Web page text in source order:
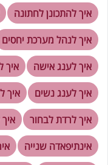
איך להתכונן לחתונה
איך לנהל מערכת יחסים
איך לענג אישה
איך
איך לענג נשים
איך
איך לרדת לבחור
אינתיפאדה שנייה